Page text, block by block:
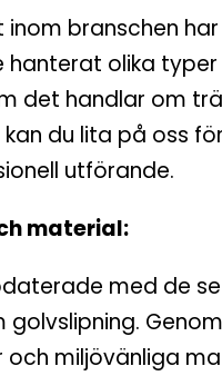
branschen
hanterat olika
det handlar om
du lita på oss
utförande.
material:
med de
golvslipning.
miljövänliga